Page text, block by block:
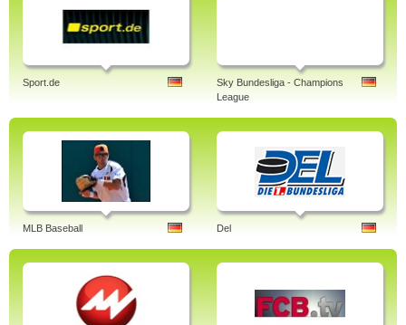
Sport.de
Sky Bundesliga - Champions
League
MLB Baseball Del